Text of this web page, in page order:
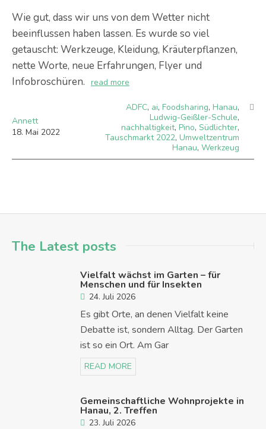
Wie gut, dass wir uns von dem Wetter nicht
beeinflussen haben lassen. Es wurde so viel
getauscht: Werkzeuge, Kleidung, Kräuterpflanzen,
nette Worte, neue Erfahrungen, Flyer und
Infobroschüren. read more
Annett
18. Mai 2022
ADFC, ai, Foodsharing, Hanau,
Ludwig-Geißler-Schule,
nachhaltigkeit, Pino, Südlichter,
Tauschmarkt 2022, Umweltzentrum
Hanau, Werkzeug
The Latest posts
Vielfalt wächst im Garten – für
Menschen und für Insekten
24. Juli 2026
Es gibt Orte, an denen Vielfalt keine
Debatte ist, sondern Alltag. Der Garten
ist so ein Ort. Am Gar
READ MORE
Gemeinschaftliche Wohnprojekte in
Hanau, 2. Treffen
23. Juli 2026